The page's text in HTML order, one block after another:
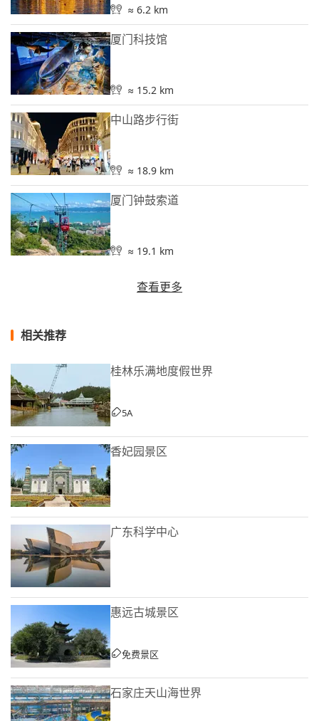
≈ 6.2 km
厦门科技馆
≈ 15.2 km
中山路步行街
≈ 18.9 km
厦门钟鼓索道
≈ 19.1 km
查看更多
相关推荐
桂林乐满地度假世界
5A
香妃园景区
广东科学中心
惠远古城景区
免费景区
石家庄天山海世界